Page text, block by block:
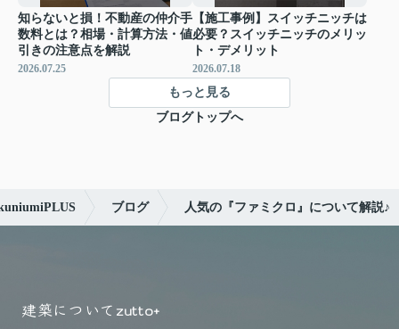
知らないと損！不動産の仲介手
数料とは？相場・計算方法・値
引きの注意点を解説
2026.07.25
【施工事例】スイッチニッチは
必要？スイッチニッチのメリッ
ト・デメリット
2026.07.18
もっと見る
ブログトップへ
ブログ 人気の『ファミクロ』について解説♪
建築について zutto+